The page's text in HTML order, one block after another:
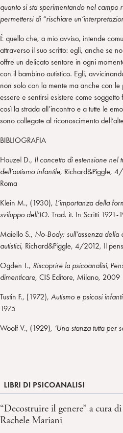
quanto si sta sperimentando nel
permettersi di “rischiare
È quello che, a mio avviso, intende
attraverso il suo scritto: egli, anche se
offre un delicato sentore in ogni
con il bambino autistico. Egli,
non solo con la mente ma anche con
essere e sentirsi esistere come
così la strada all’incontro e a tutte le
sono collegate al riconoscimento
BIBLIOGRAFIA
Houzel D., Il concetto di estensione nel
dell’autismo infantile, Richard&Piggle,
Roma
Klein M., (1930), L’importanza della
sviluppo dell’IO. Trad. it. In Scritti
Maiello S., No-Body: sull’assenza
autistici, Richard&Piggle, 4/2012, Il
Ogden T., Riscoprire la psicoanalisi,
dimenticare, CIS Editore, Milano, 2009
Tustin F., (1972), Autismo e psicosi
1975
Woolf V., (1929), ‘Una stanza tutta per
LIBRI DI PSICOANALISI
“Decostruire il genere” a cura
Rachele Mariani